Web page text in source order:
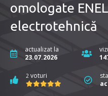
omologate
electrotehnică
actualizat la
23.07.2026
2 voturi